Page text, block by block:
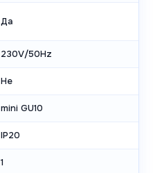
Да
230V/50Hz
Не
mini GU10
IP20
1